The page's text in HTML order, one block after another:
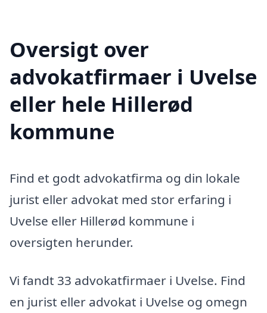
Oversigt over
advokatfirmaer i Uvelse
eller hele Hillerød
kommune
Find et godt advokatfirma og din lokale
jurist eller advokat med stor erfaring i
Uvelse eller Hillerød kommune i
oversigten herunder.
Vi fandt 33 advokatfirmaer i Uvelse. Find
en jurist eller advokat i Uvelse og omegn